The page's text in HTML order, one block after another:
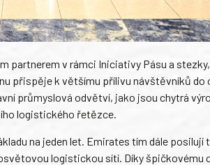
partnerem v rámci Iniciativy Pásu a
přispěje k většímu přílivu návštěvníků do
průmyslová odvětví, jako jsou chytrá
logistického řetězce.
na jeden let. Emirates tím dále posilují
logistickou sítí. Díky špičkovému